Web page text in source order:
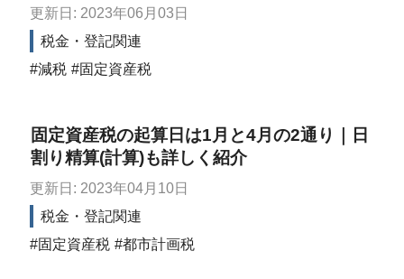
更新日: 2023年06月03日
税金・登記関連
減税
固定資産税
固定資産税の起算日は1月と4月の2通り｜日
割り精算(計算)も詳しく紹介
更新日: 2023年04月10日
税金・登記関連
固定資産税
都市計画税